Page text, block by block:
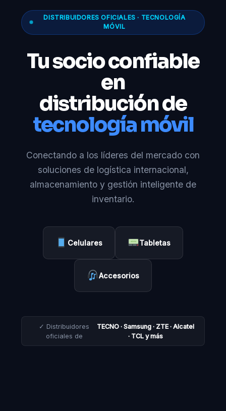
DISTRIBUIDORES OFICIALES · TECNOLOGÍA
MÓVIL
Tu socio confiable
en
distribución de
tecnología móvil
Conectando a los líderes del mercado con
soluciones de logística internacional,
almacenamiento y gestión inteligente de
inventario.
Celulares Tabletas
Accesorios
✓ Distribuidores
oficiales de
TECNO · Samsung · ZTE · Alcatel
· TCL y más